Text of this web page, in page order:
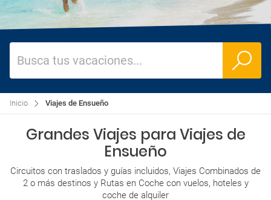
Busca tus vacaciones...
Inicio Viajes de Ensueño
Grandes Viajes para Viajes de
Ensueño
Circuitos con traslados y guías incluidos, Viajes Combinados de
2 o más destinos y Rutas en Coche con vuelos, hoteles y
coche de alquiler